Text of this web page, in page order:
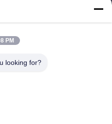
PM
looking for?